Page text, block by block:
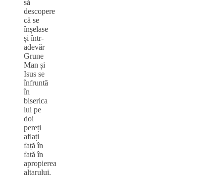
să
descopere
că se
înșelase
și într-
adevăr
Grune
Man și
Isus se
înfruntă
în
biserica
lui pe
doi
pereți
aflați
față în
fată în
apropierea
altarului.